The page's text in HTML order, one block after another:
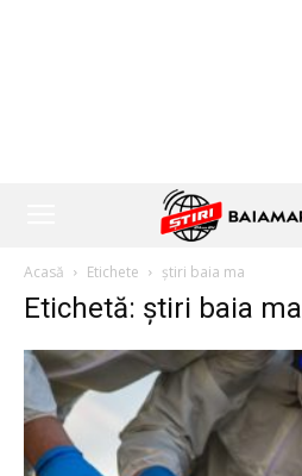
Acasă Etichete știri baia ma
Etichetă: știri baia ma